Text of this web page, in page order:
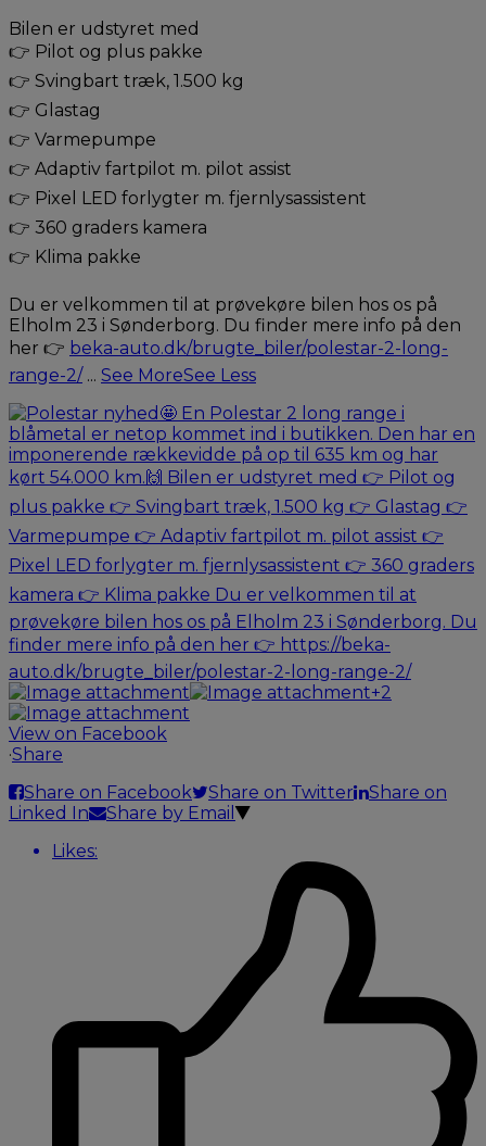
Bilen er udstyret med
👉 Pilot og plus pakke
👉 Svingbart træk, 1.500 kg
👉 Glastag
👉 Varmepumpe
👉 Adaptiv fartpilot m. pilot assist
👉 Pixel LED forlygter m. fjernlysassistent
👉 360 graders kamera
👉 Klima pakke
Du er velkommen til at prøvekøre bilen hos os på
Elholm 23 i Sønderborg. Du finder mere info på den
her 👉 beka-auto.dk/brugte_biler/polestar-2-long-
range-2/ ... See MoreSee Less
+2
View on Facebook
·Share
Share on Facebook
Share on Twitter
Share on
Linked In
Share by Email
Likes: